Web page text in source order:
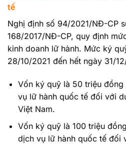
tế
Nghị định số 94/2021/NĐ-CP
168/2017/NĐ-CP, quy định
kinh doanh lữ hành. Mức ký
28/10/2021 đến hết ngày 31/
Vốn ký quỹ là 50 triệu
vụ lữ hành quốc tế đối với
Việt Nam.
Vốn ký quỹ là 100 triệu
dịch vụ lữ hành quốc tế đối